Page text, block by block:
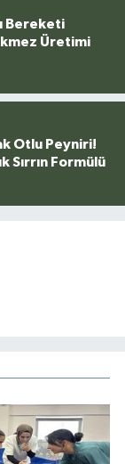
Bereketi
Üretimi
Otlu Peyniri!
Sırrın Formülü